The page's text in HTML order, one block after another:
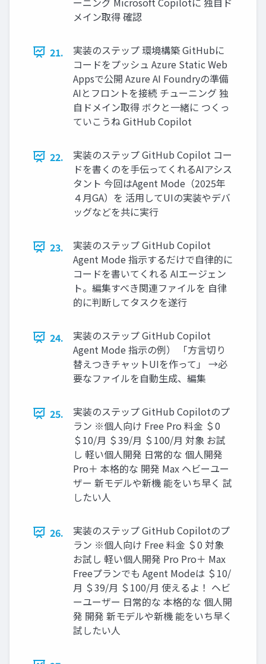
メイン取得 確認
21.
実装のステップ 環境構築 GitHubに
コードをプッシュ Azure Static Web
Appsで公開 Azure AI Foundryの準備
AIとフロントを接続 チューニング 独
自ドメイン取得 ボクと一緒に つくっ
ていこうね GitHub Copilot
22.
実装のステップ GitHub Copilot コー
ドを書くのを手伝ってくれるAIアシス
タント 今回はAgent Mode（2025年
４月GA）を 活用してUIの実装やデバ
ッグなどを共に実行
23.
実装のステップ GitHub Copilot
Agent Mode 指示するだけで自律的に
コードを書いてくれる AIエージェン
ト。編集すべき関連ファイルを 自律
的に判断してタスクを遂行
24.
実装のステップ GitHub Copilot
Agent Mode 指示の例） 「方言切り
替えつきチャットUIを作って」 →必
要なファイルを自動生成、編集
25.
実装のステップ GitHub Copilotのプ
ラン ※個人向け Free Pro 料金 ＄0
＄10/月 ＄39/月 ＄100/月 対象 お試
し 軽い個人開発 日常的な 個人開発
Pro＋ 本格的な 開発 Max ヘビーユー
ザー 新モデルや新機 能をいち早く 試
したい人
26.
実装のステップ GitHub Copilotのプ
ラン ※個人向け Free 料金 ＄0 対象
お試し 軽い個人開発 Pro Pro＋ Max
Freeプランでも Agent Modeは ＄10/
月 ＄39/月 ＄100/月 使えるよ！ ヘビ
ーユーザー 日常的な 本格的な 個人開
発 開発 新モデルや新機 能をいち早く
試したい人